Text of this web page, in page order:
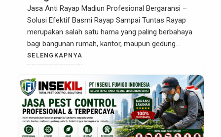
Jasa Anti Rayap Madiun Profesional Bergaransi –
Solusi Efektif Basmi Rayap Sampai Tuntas Rayap
merupakan salah satu hama yang paling berbahaya
bagi bangunan rumah, kantor, maupun gedung
komersial. Serangan rayap sering kali tidak terlihat
pada tahap awal, tetapi dampaknya bisa sangat
merugikan karena dapat merusak struktur kayu dan
bangunan secara perlahan. Oleh karena itu,
menggunakan […]
SELENGKAPNYA